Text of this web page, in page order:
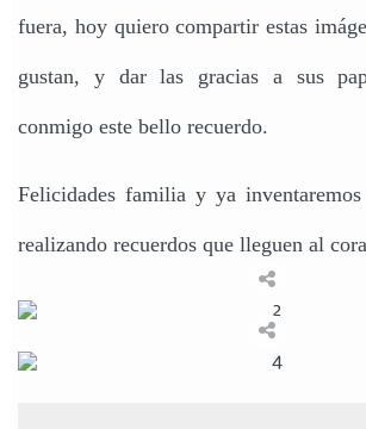
fuera, hoy quiero compartir estas
gustan, y dar las gracias a sus
conmigo este bello recuerdo.
Felicidades familia y ya
realizando recuerdos que lleguen al